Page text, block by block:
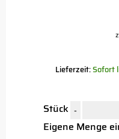
Lieferzeit:Sofort
Stück -
Eigene Menge